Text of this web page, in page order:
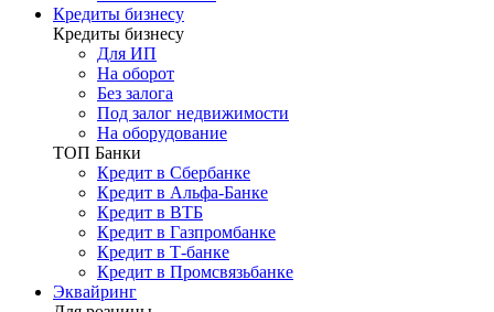
Кредиты бизнесу
Кредиты бизнесу
Для ИП
На оборот
Без залога
Под залог недвижимости
На оборудование
ТОП Банки
Кредит в Сбербанке
Кредит в Альфа-Банке
Кредит в ВТБ
Кредит в Газпромбанке
Кредит в Т-банке
Кредит в Промсвязьбанке
Эквайринг